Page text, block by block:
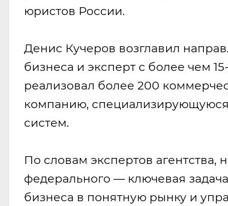
юристов России.
Денис Кучеров возглавил
бизнеса и эксперт с более чем
реализовал более 200
компанию,
систем.
По словам экспертов
федерального — ключевая
бизнеса в понятную рынку и